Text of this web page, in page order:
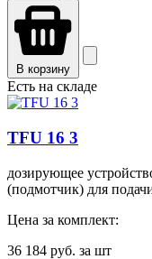
В корзину
Есть на складе
TFU 16 3
дозирующее
(подмотчик) для
Цена за комплект:
36 184 руб. за шт